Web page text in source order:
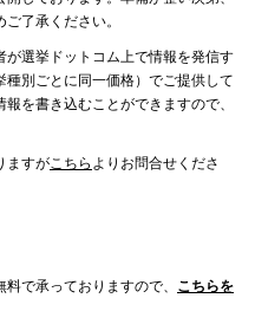
了承ください。
選挙ドットコム上で情報を発信す
種別ごとに同一価格）でご提供して
を書き込むことができますので、
ますがこちら よりお問合せくださ
で承っておりますので、 こちらを